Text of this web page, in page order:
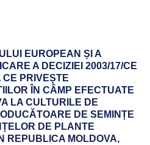
EUROPEAN ȘI A
A DECIZIEI 2003/17/CE
PRIVEȘTE
ÎN CÂMP EFECTUATE
LA CULTURILE DE
DE SEMINȚE
DE PLANTE
REPUBLICA MOLDOVA,